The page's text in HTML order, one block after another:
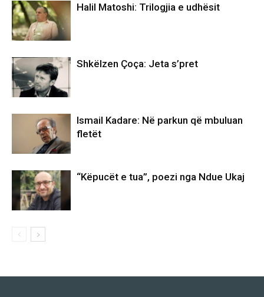
Halil Matoshi: Trilogjia e udhësit
Shkëlzen Çoça: Jeta s’pret
Ismail Kadare: Në parkun që mbuluan
fletët
“Këpucët e tua”, poezi nga Ndue Ukaj